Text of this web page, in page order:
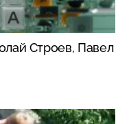
Строев, Павел